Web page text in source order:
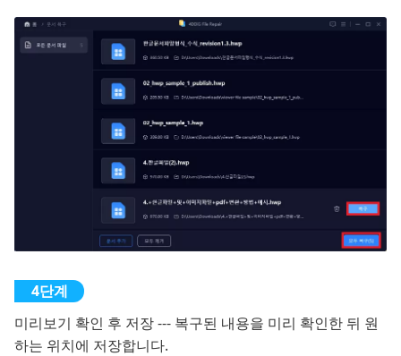
미리보기 확인 후 저장 --- 복구된 내용을 미리 확인한 뒤 원
하는 위치에 저장합니다.